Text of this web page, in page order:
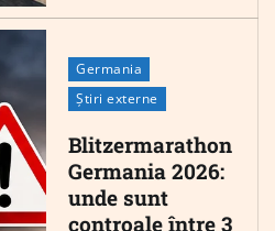
Germania
Știri externe
Blitzermarathon
Germania 2026:
unde sunt
controale între 3